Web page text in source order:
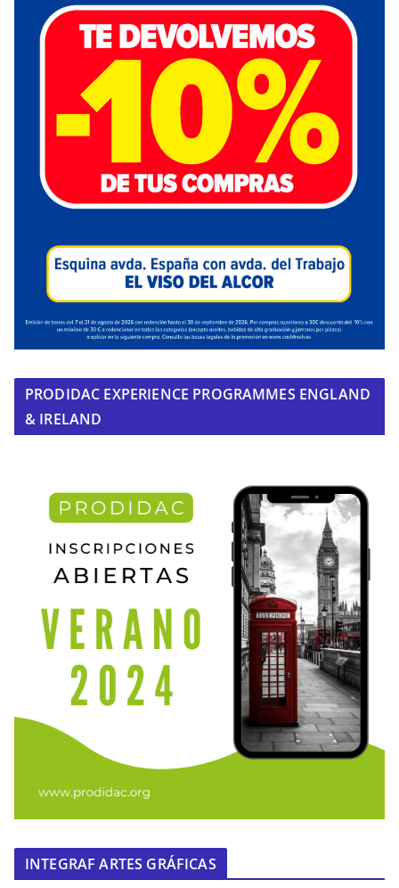
PRODIDAC EXPERIENCE PROGRAMMES ENGLAND
& IRELAND
INTEGRAF ARTES GRÁFICAS